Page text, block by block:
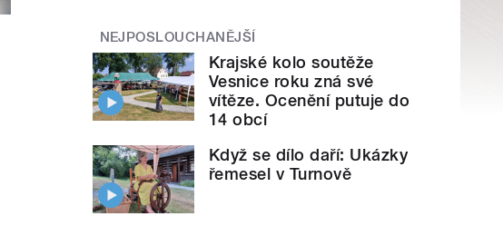
NEJPOSLOUCHANĚJŠÍ
Krajské kolo soutěže
Vesnice roku zná své
vítěze. Ocenění putuje do
14 obcí
Když se dílo daří: Ukázky
řemesel v Turnově